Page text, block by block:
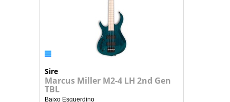
Sire
Marcus Miller M2-4 LH 2nd Gen
TBL
Baixo Esquerdino